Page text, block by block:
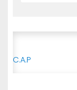
C.A.P